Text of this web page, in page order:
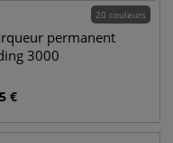
20 couleurs
permanent
3000
€